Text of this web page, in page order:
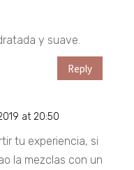
y suave.
Reply
at 20:50
tu experiencia, si
la mezclas con un